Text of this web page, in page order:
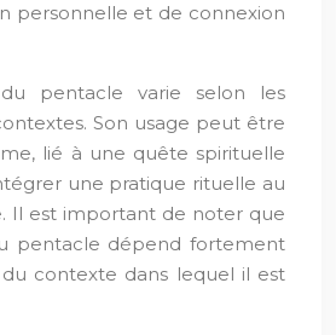
personnelle et de connexion
du pentacle varie selon les
Son usage peut être
lié à une quête spirituelle
une pratique rituelle au
Il est important de noter que
pentacle dépend fortement
contexte dans lequel il est